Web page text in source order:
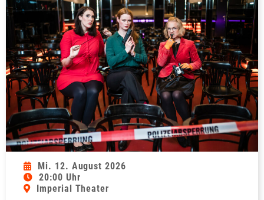
Mi. 12. August 2026
20:00 Uhr
Imperial Theater